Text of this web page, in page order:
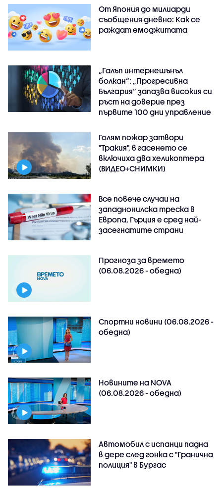
От Япония до милиарди
съобщения дневно: Как се
раждат емоджитата
„Галъп интернешънъл
болкан“: „Прогресивна
България“ запазва високия си
ръст на доверие през
първите 100 дни управление
Голям пожар затвори
"Тракия", в гасенето се
включиха два хеликоптера
(ВИДЕО+СНИМКИ)
Все повече случаи на
западнонилска треска в
Европа, Гърция е сред най-
засегнатите страни
Прогноза за времето
(06.08.2026 - обедна)
Спортни новини (06.08.2026 -
обедна)
Новините на NOVA
(06.08.2026 - обедна)
Автомобил с испанци падна
в дере след гонка с "Гранична
полиция" в Бургас